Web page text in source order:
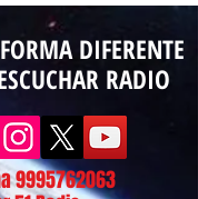
DIFERENTE
RADIO
9995762063